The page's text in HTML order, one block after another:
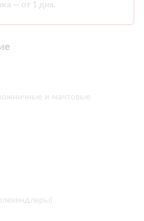
— от 1 дня.
и мачтовые